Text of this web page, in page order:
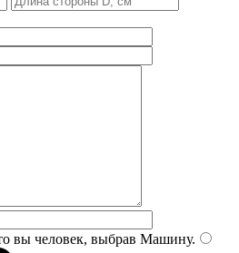
вы человек, выбрав Машину.